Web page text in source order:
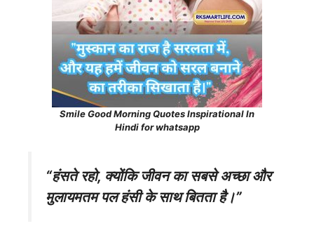
Smile Good Morning Quotes Inspirational In
Hindi for whatsapp
“हंसते रहो, क्योंकि जीवन का सबसे अच्छा और
मुलायमतम पल हंसी के साथ बितता है।”